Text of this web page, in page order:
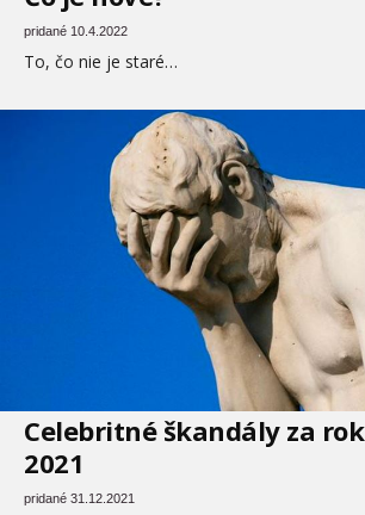
pridané 10.4.2022
To, čo nie je staré…
Celebritné škandály za rok
2021
pridané 31.12.2021